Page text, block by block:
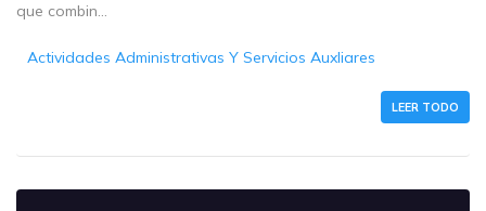
que combin...
Actividades Administrativas Y Servicios Auxliares
LEER TODO